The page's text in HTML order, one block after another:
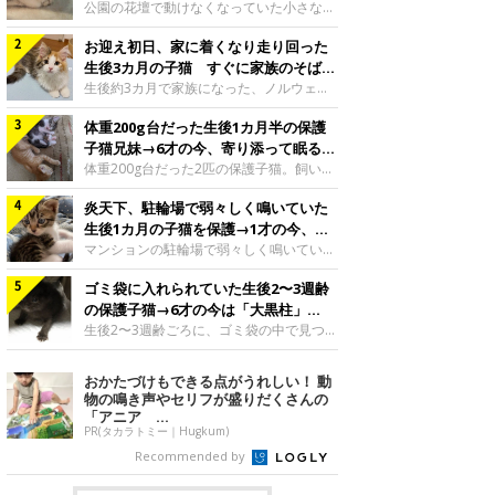
と“姉妹”のような関係に
公園の花壇で動けなくなっていた小さな子
猫。家族に迎えられてから6年、先住猫と
の間には深い絆が育まれていました。保護
当時のティダちゃん。
@muumuu62197189紹介するのは、
X（旧Twitter）ユーザー
@muumuu62197189さんの愛猫・ティダ
ちゃん（取材時6才）の成長記録です。こ
ちらは、生後3カ月ごろのティダちゃん。
飼い主さんが出会ったのは、夜から大雨に
なると予報されていた日の夕方でした。花
壇で動けずにいた子猫保護したばかりのテ
ィダちゃん。@muumuu62197189飼い主
さんは、公園の
お迎え初日、家に着くなり走り回った
生後3カ月の子猫 すぐに家族のそばで
落ち着く姿に「迎えてよかった」
生後約3カ月で家族になった、ノルウェー
ジャンフォレストキャットの子猫。お迎え
翌日には、すでに家でくつろぐ様子を見せ
ていました。お迎え翌日、ベッドでうとう
とするむうちゃんお迎え翌日のむうちゃ
ん。@umimugi0304紹介するのは、
Instagramユーザー@umimugi0304さんの
愛猫・むうちゃん（撮影時、生後約3カ月
／ノルウェージャンフォレストキャッ
ト）。こちらは、お迎え翌日に撮影された
一枚。ゴハンをお腹いっぱい食べたむうち
ゃんは眠くなり、飼い主さん夫婦のベッド
でうとうとし始めたのだとか。飼い主さ
体重200g台だった生後1カ月半の保護
子猫兄妹→6才の今、寄り添って眠る姿
にほっこり！
体重200g台だった2匹の保護子猫。飼い主
さんの家族になってから6年、ともに成長
するなかで、2匹の関係にも少しずつ変化
が見られました。家族になったばかりの小
さな兄妹猫（写真上から）妹猫・てんちゃ
ん、兄猫・ラムくん。@ten_ramu紹介す
るのは、X（旧Twitter）ユーザー
@ten_ramuさんの愛猫・ラムくんとてん
ちゃん（ともに取材時6才）の成長記録で
す。この写真は、お迎えして間もない生後
グラム、てんちゃんは209グラムと、どち
らもとても小さな体でした。2匹
炎天下、駐輪場で弱々しく鳴いていた
生後1カ月の子猫を保護→1才の今、筋
肉質でツンデレなコに成長
マンションの駐輪場で弱々しく鳴いてい
た、生後1カ月ほどの子猫。家族に迎えら
れてから1年、体も行動も大きく成長しま
した。炎天下の駐輪場で鳴いていた小さな
子猫保護当時のモモちゃん。@Kingponzu
紹介するのは、X（旧Twitter）ユーザー
@Kingponzuさんの愛猫・モモちゃん（取
材時1才）の成長記録です。こちらは、モ
モちゃんが生後1カ月ごろに撮影された一
枚。飼い主さんの自宅マンションの駐輪場
で鳴いていたところを保護された当時の姿
です。子猫時代のモモちゃん。
@Kingponzuその日は気温が35℃を
ゴミ袋に入れられていた生後2〜3週齢
の保護子猫→6才の今は「大黒柱」
に！ 美しい黒猫に成長した姿にグッ
とくる
生後2〜3週齢ごろに、ゴミ袋の中で見つか
った小さな命。ミルクから育てられたその
子猫は今、家族に欠かせない存在へと成長
しました。ゴミ袋の中で見つかった、ミニ
モグラのような子猫よちよち歩きをしてい
たころの、生後2〜3週齢ごろのドンちゃ
ん。@doddou_1今回紹介するのは、
X（旧Twitter）ユーザー@doddou_1さん
の愛猫・ドンちゃん（取材時、推定6才／
おかたづけもできる点がうれしい！ 動
物の鳴き声やセリフが盛りだくさんの
「アニア ...
PR(タカラトミー｜Hugkum)
Recommended by